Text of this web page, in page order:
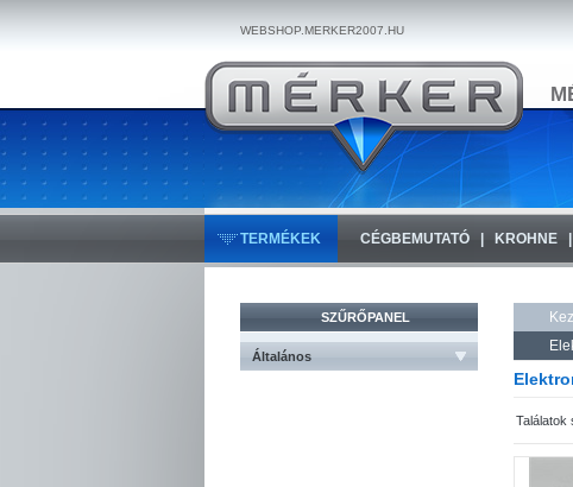
WEBSHOP.MERKER2007.HU
TERMÉKEK CÉGBEMUTATÓ KROHNE
SZŰRŐPANEL
Általános